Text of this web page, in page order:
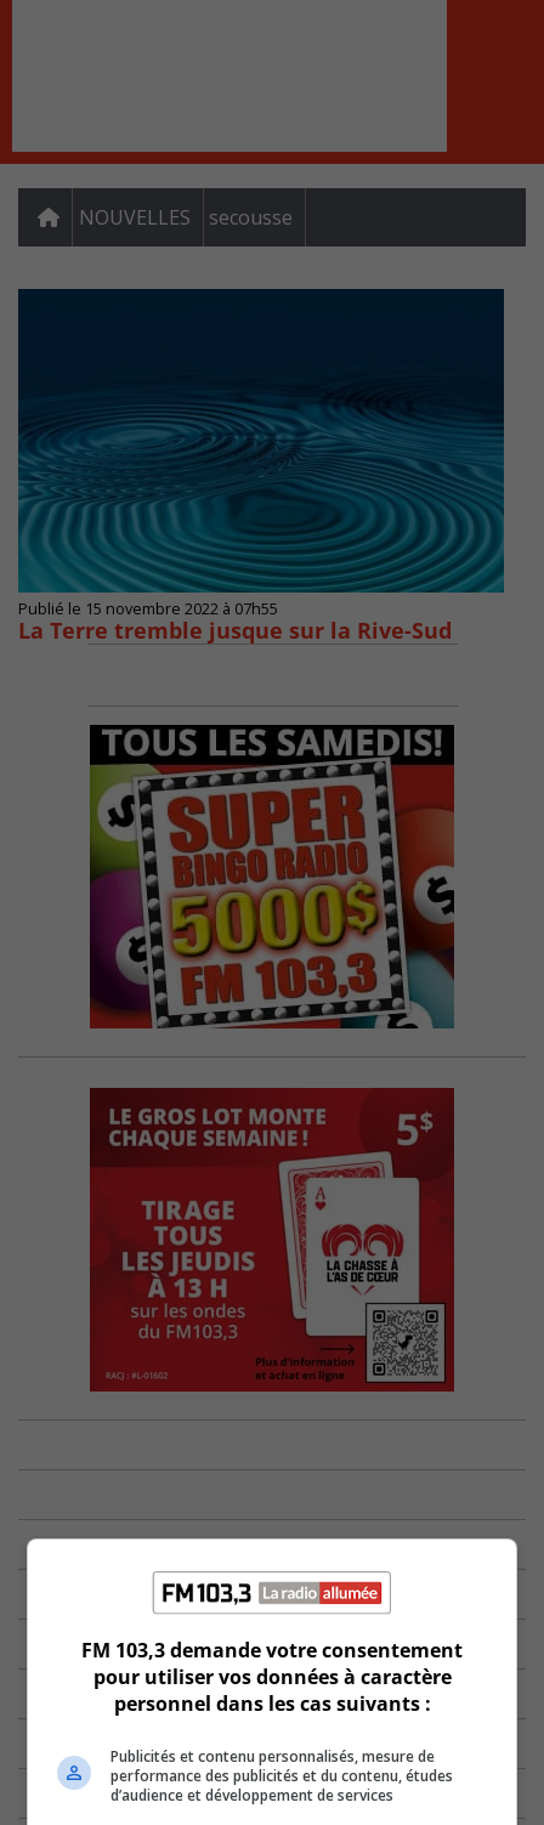
NOUVELLES secousse
Publié le 15 novembre 2022 à 07h55
La Terre tremble jusque sur la Rive-Sud
FM 103,3 demande votre consentement
pour utiliser vos données à caractère
personnel dans les cas suivants :
Publicités et contenu personnalisés, mesure de
performance des publicités et du contenu, études
d’audience et développement de services